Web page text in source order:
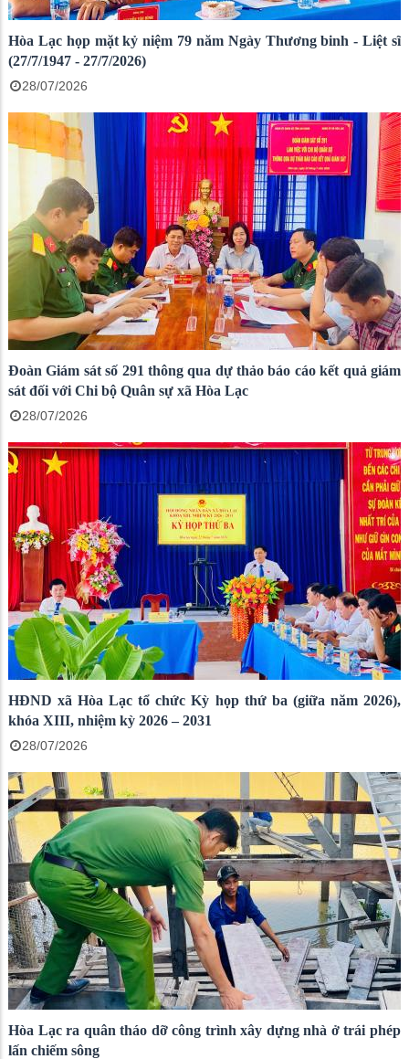
Hòa Lạc họp mặt kỷ niệm 79 năm Ngày Thương binh - Liệt sĩ
(27/7/1947 - 27/7/2026)
28/07/2026
Đoàn Giám sát số 291 thông qua dự thảo báo cáo kết quả giám
sát đối với Chi bộ Quân sự xã Hòa Lạc
28/07/2026
HĐND xã Hòa Lạc tổ chức Kỳ họp thứ ba (giữa năm 2026),
khóa XIII, nhiệm kỳ 2026 – 2031
28/07/2026
Hòa Lạc ra quân tháo dỡ công trình xây dựng nhà ở trái phép
lấn chiếm sông